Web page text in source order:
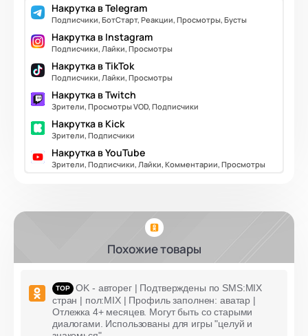
Накрутка в Telegram
Подписчики, БотСтарт, Реакции, Просмотры, Бусты
Накрутка в Instagram
Подписчики, Лайки, Просмотры
Накрутка в TikTok
Подписчики, Лайки, Просмотры
Накрутка в Twitch
Зрители, Просмотры VOD, Подписчики
Накрутка в Kick
Зрители, Подписчики
Накрутка в YouTube
Зрители, Подписчики, Лайки, Комментарии, Просмотры
Похожие товары
OK - авторег | Подтверждены по SMS:MIX
стран | пол:MIX | Профиль заполнен: аватар |
Отлежка 4+ месяцев. Могут быть со старыми
диалогами. Использованы для игры "целуй и